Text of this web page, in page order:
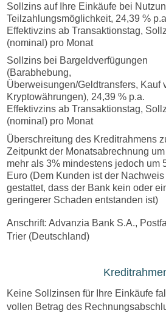
Sollzins auf Ihre Einkäufe bei
Teilzahlungsmöglichkeit, 24,39 %
Effektivzins ab Transaktionstag,
(nominal) pro Monat
Sollzins bei Bargeldverfügungen
(Barabhebung,
Überweisungen/Geldtransfers, Kauf
Kryptowährungen), 24,39 % p.a.
Effektivzins ab Transaktionstag,
(nominal) pro Monat
Überschreitung des Kreditrahmens
Zeitpunkt der Monatsabrechnung um
mehr als 3% mindestens jedoch um
Euro (Dem Kunden ist der Nachweis
gestattet, dass der Bank kein oder
geringerer Schaden entstanden ist)
Anschrift: Advanzia Bank S.A.,
Trier (Deutschland)
Keine Sollzinsen für Ihre Einkäufe
vollen Betrag des